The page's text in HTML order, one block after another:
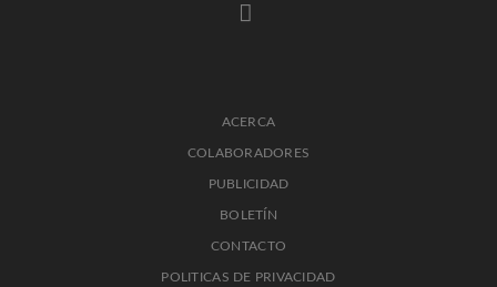
ACERCA
COLABORADORES
PUBLICIDAD
BOLETÍN
CONTACTO
POLITICAS DE PRIVACIDAD